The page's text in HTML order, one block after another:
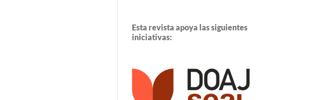
Esta revista apoya las siguientes
iniciativas: